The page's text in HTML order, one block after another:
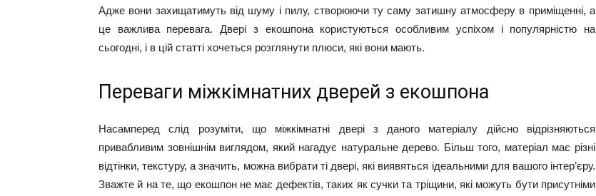
Адже вони захищатимуть від шуму і пилу, створюючи ту саму затишну атмосферу в приміщенні, а
це важлива перевага. Двері з екошпона користуються особливим успіхом і популярністю на
сьогодні, і в цій статті хочеться розглянути плюси, які вони мають.
Переваги міжкімнатних дверей з екошпона
Насамперед слід розуміти, що міжкімнатні двері з даного матеріалу дійсно відрізняються
привабливим зовнішнім виглядом, який нагадує натуральне дерево. Більш того, матеріал має різні
відтінки, текстуру, а значить, можна вибрати ті двері, які виявяться ідеальними для вашого інтер’єру.
Зважте й на те, що екошпон не має дефектів, таких як сучки та тріщини, які можуть бути присутніми